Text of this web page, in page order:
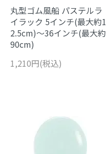
丸型ゴム風船 パステルラ
イラック 5インチ(最大約1
2.5cm)～36インチ(最大約
90cm)
1,210円(税込)